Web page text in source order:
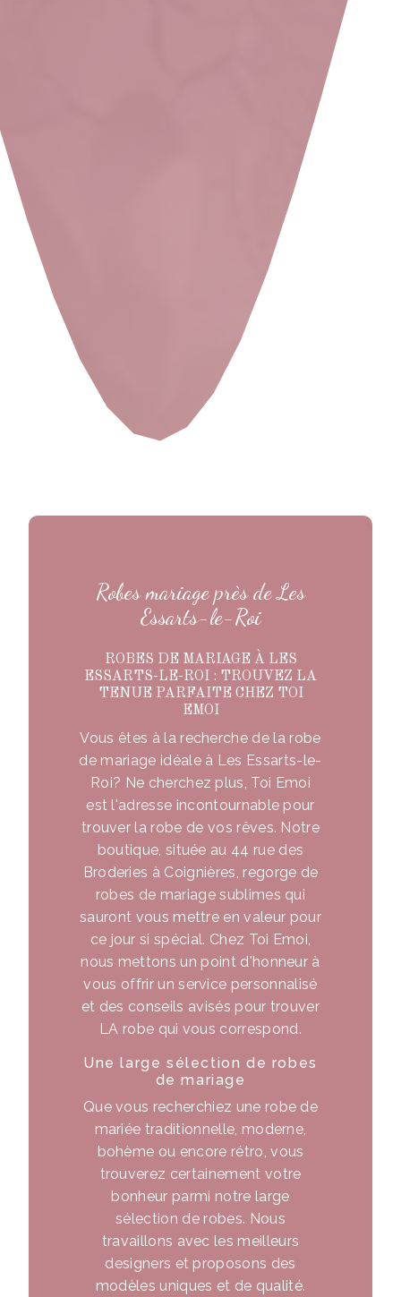
Robes mariage près de Les
Essarts-le-Roi
ROBES DE MARIAGE À LES
ESSARTS-LE-ROI : TROUVEZ LA
TENUE PARFAITE CHEZ TOI
EMOI
Vous êtes à la recherche de la robe
de mariage idéale à Les Essarts-le-
Roi? Ne cherchez plus, Toi Emoi
est l'adresse incontournable pour
trouver la robe de vos rêves. Notre
boutique, située au 44 rue des
Broderies à Coignières, regorge de
robes de mariage sublimes qui
sauront vous mettre en valeur pour
ce jour si spécial. Chez Toi Emoi,
nous mettons un point d'honneur à
vous offrir un service personnalisé
et des conseils avisés pour trouver
LA robe qui vous correspond.
Une large sélection de robes
de mariage
Que vous recherchiez une robe de
mariée traditionnelle, moderne,
bohème ou encore rétro, vous
trouverez certainement votre
bonheur parmi notre large
sélection de robes. Nous
travaillons avec les meilleurs
designers et proposons des
modèles uniques et de qualité.